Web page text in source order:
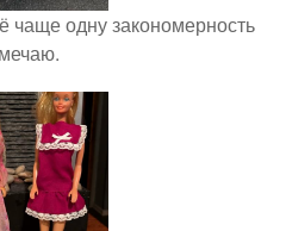
чаще одну закономерность